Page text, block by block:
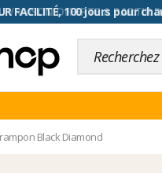
FACILITÉ, 100 jours pour
Black Diamond